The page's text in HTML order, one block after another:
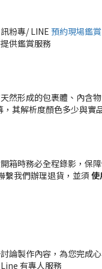
粉專/ LINE 預約現場鑑賞
供鑑賞服務
然形成的包裹體、內含
其解析度顏色多少與實
箱時務必全程錄影，保
繫我們辦理退貨，並須 使
論製作內容，為您完成
有專人服務